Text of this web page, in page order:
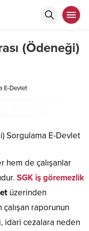
(Ödeneği)
E-Devlet
Sorgulama E-Devlet
hem de çalışanlar
SGK iş göremezlik
üzerinden
çalışan raporunun
idari cezalara neden